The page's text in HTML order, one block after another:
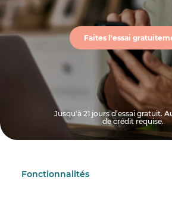
Faites l'essai
Jusqu'à 21 jours d’essai gratuit.
de crédit requise.
Fonctionnalités